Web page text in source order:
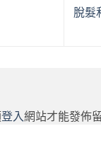
脫髮
登入 網站才能發佈